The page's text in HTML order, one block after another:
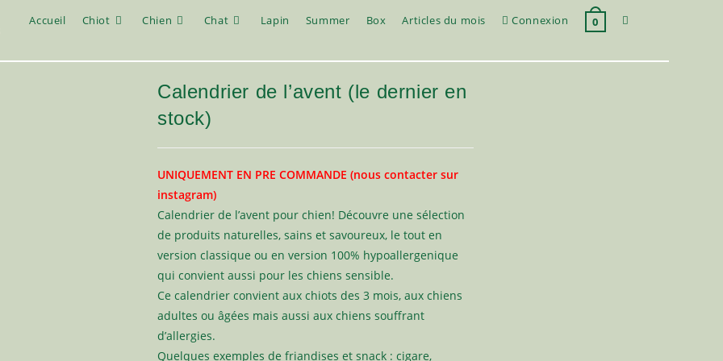
Accueil Chiot Chien Chat Lapin Summer Box Articles du mois Connexion 0 Toggle
website
Calendrier de l’avent (le dernier en
stock)
UNIQUEMENT EN PRE COMMANDE (nous contacter sur
instagram)
Calendrier de l’avent pour chien! Découvre une sélection
de produits naturelles, sains et savoureux, le tout en
version classique ou en version 100% hypoallergenique
qui convient aussi pour les chiens sensible.
Ce calendrier convient aux chiots des 3 mois, aux chiens
adultes ou âgées mais aussi aux chiens souffrant
d’allergies.
Quelques exemples de friandises et snack : cigare,